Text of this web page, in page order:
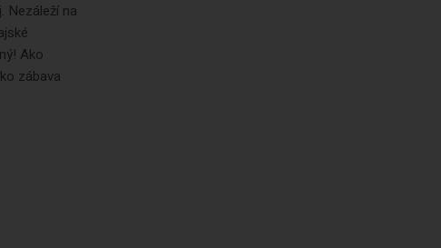
Nezáleží na
Ako
zábava